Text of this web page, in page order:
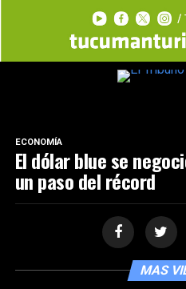
ECONOMÍA
El dólar blue se
un paso del récord
MAS